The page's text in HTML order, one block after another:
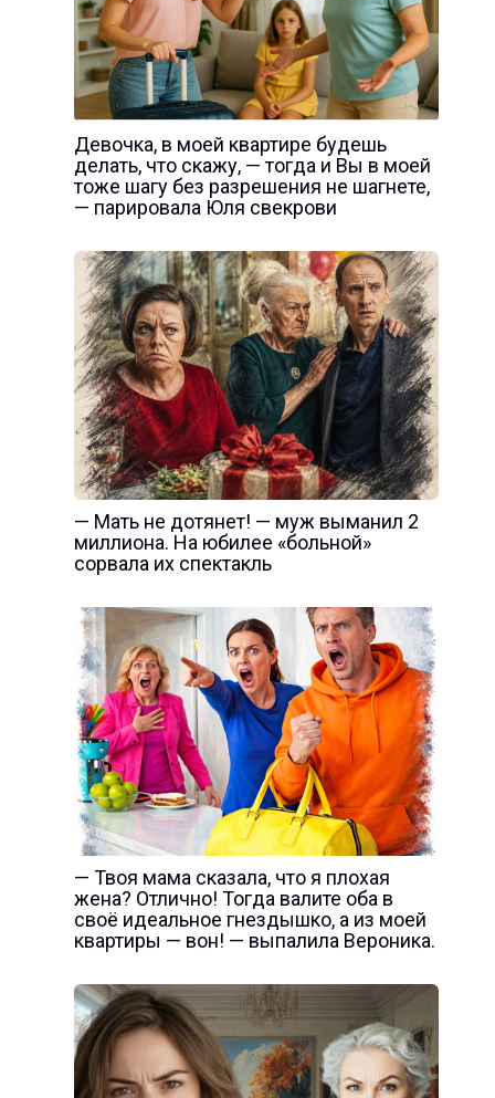
Девочка, в моей квартире будешь
делать, что скажу, — тогда и Вы в моей
тоже шагу без разрешения не шагнете,
— парировала Юля свекрови
— Мать не дотянет! — муж выманил 2
миллиона. На юбилее «больной»
сорвала их спектакль
— Твоя мама сказала, что я плохая
жена? Отлично! Тогда валите оба в
своё идеальное гнездышко, а из моей
квартиры — вон! — выпалила Вероника.